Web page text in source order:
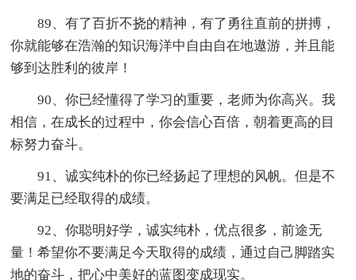
89、有了百折不挠的精神，有了勇往直前的拼搏，
你就能够在浩瀚的知识海洋中自由自在地遨游，并且能
够到达胜利的彼岸！
90、你已经懂得了学习的重要，老师为你高兴。我
相信，在成长的过程中，你会信心百倍，朝着更高的目
标努力奋斗。
91、诚实纯朴的你已经扬起了理想的风帆。但是不
要满足已经取得的成绩。
92、你聪明好学，诚实纯朴，优点很多，前途无
量！希望你不要满足今天取得的成绩，通过自己脚踏实
地的奋斗，把心中美好的蓝图变成现实。